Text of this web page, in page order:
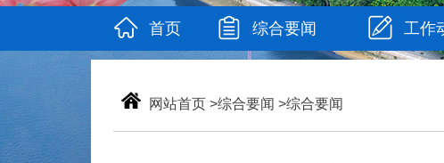
首页 综合要闻 工作
网站首页 >综合要闻 >综合要闻